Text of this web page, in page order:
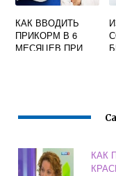
КАК ВВОДИТЬ
ПРИКОРМ В 6
МЕСЯЦЕВ ПРИ
КАК